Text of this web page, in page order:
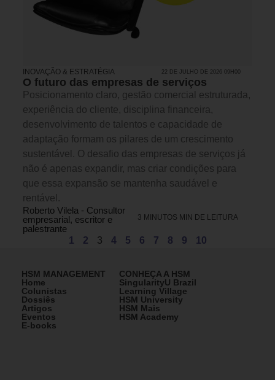
INOVAÇÃO & ESTRATÉGIA 22 DE JULHO DE 2026 09H00
O futuro das empresas de serviços
Posicionamento claro, gestão comercial estruturada,
experiência do cliente, disciplina financeira,
desenvolvimento de talentos e capacidade de
adaptação formam os pilares de um crescimento
sustentável. O desafio das empresas de serviços já
não é apenas expandir, mas criar condições para
que essa expansão se mantenha saudável e
rentável.
Roberto Vilela - Consultor
empresarial, escritor e
palestrante
3 MINUTOS MIN DE LEITURA
1 2 3 4 5 6 7 8 9 10
HSM MANAGEMENT
Home
Colunistas
Dossiês
Artigos
Eventos
E-books
CONHEÇA A HSM
SingularityU Brazil
Learning Village
HSM University
HSM Mais
HSM Academy